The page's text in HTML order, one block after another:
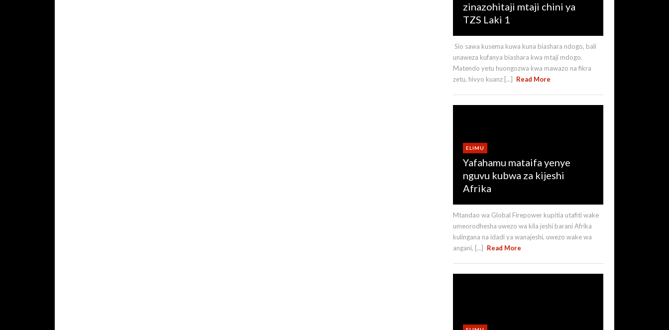
zinazohitaji mtaji chini ya
TZS Laki 1
Sio sawa kusema kuwa kuna biashara ndogo, bali
unaweza kufanya biashara kwa mtaji mdogo.
Matendo yetu huongozwa kwa mawazo na fikra
zetu, hivyo kuanz [...]
Read More
ELIMU
Yafahamu mataifa yenye
nguvu kubwa za kijeshi
Afrika
Mtandao wa Global Firepower kupitia utafiti wake
umeorodhesha uwezo wa kila jeshi barani Afrika
kulingana na idadi ya wanajeshi, uwezo wake wa
angani, [...]
Read More